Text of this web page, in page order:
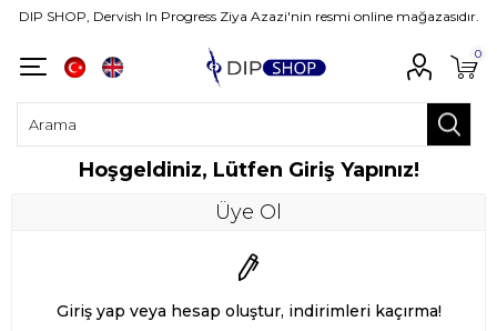
DIP SHOP, Dervish In Progress Ziya Azazi'nin resmi online mağazasıdır.
0
Hoşgeldiniz, Lütfen Giriş Yapınız!
Üye Ol
Giriş yap veya hesap oluştur, indirimleri kaçırma!